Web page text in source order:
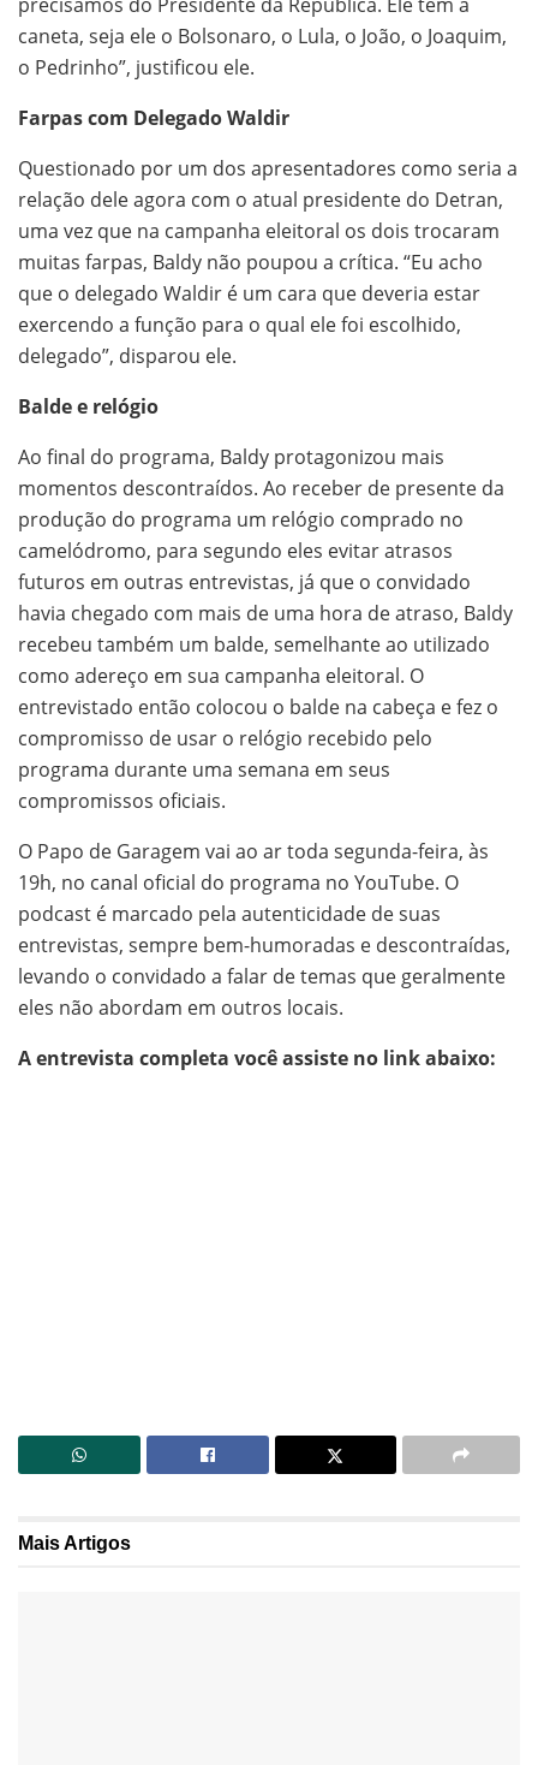
caneta, seja ele o Bolsonaro, o Lula, o João, o Joaquim,
o Pedrinho”, justificou ele.
Farpas com Delegado Waldir
Questionado por um dos apresentadores como seria a
relação dele agora com o atual presidente do Detran,
uma vez que na campanha eleitoral os dois trocaram
muitas farpas, Baldy não poupou a crítica. “Eu acho
que o delegado Waldir é um cara que deveria estar
exercendo a função para o qual ele foi escolhido,
delegado”, disparou ele.
Balde e relógio
Ao final do programa, Baldy protagonizou mais
momentos descontraídos. Ao receber de presente da
produção do programa um relógio comprado no
camelódromo, para segundo eles evitar atrasos
futuros em outras entrevistas, já que o convidado
havia chegado com mais de uma hora de atraso, Baldy
recebeu também um balde, semelhante ao utilizado
como adereço em sua campanha eleitoral. O
entrevistado então colocou o balde na cabeça e fez o
compromisso de usar o relógio recebido pelo
programa durante uma semana em seus
compromissos oficiais.
O Papo de Garagem vai ao ar toda segunda-feira, às
19h, no canal oficial do programa no YouTube. O
podcast é marcado pela autenticidade de suas
entrevistas, sempre bem-humoradas e descontraídas,
levando o convidado a falar de temas que geralmente
eles não abordam em outros locais.
A entrevista completa você assiste no link abaixo:
MaisArtigos